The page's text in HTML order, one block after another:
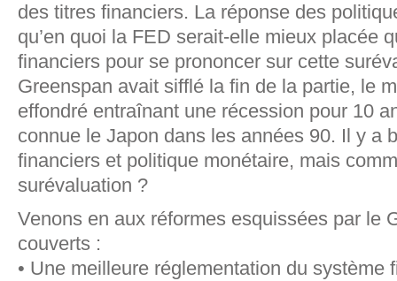
des titres financiers. La réponse des
qu’en quoi la FED serait-elle mieux placée
financiers pour se prononcer sur cette
Greenspan avait sifflé la fin de la partie, le
effondré entraînant une récession pour 10
connue le Japon dans les années 90. Il y a
financiers et politique monétaire, mais
surévaluation ?
Venons en aux réformes esquissées par le
couverts :
• Une meilleure réglementation du système